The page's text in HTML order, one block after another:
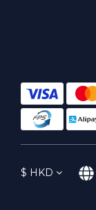
$ HKD